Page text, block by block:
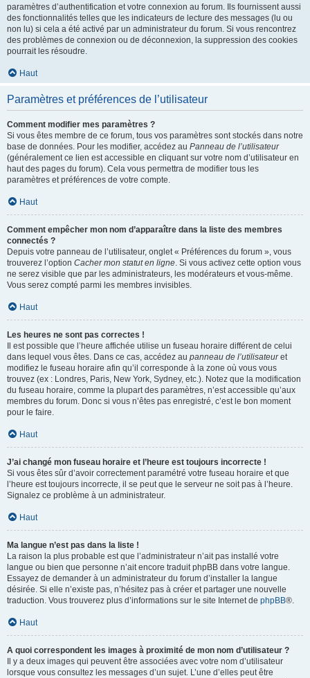
paramètres d’authentification et votre connexion au forum. Ils fournissent aussi
des fonctionnalités telles que les indicateurs de lecture des messages (lu ou
non lu) si cela a été activé par un administrateur du forum. Si vous rencontrez
des problèmes de connexion ou de déconnexion, la suppression des cookies
pourrait les résoudre.
Haut
Paramètres et préférences de l’utilisateur
Comment modifier mes paramètres ?
Si vous êtes membre de ce forum, tous vos paramètres sont stockés dans notre
base de données. Pour les modifier, accédez au Panneau de l’utilisateur
(généralement ce lien est accessible en cliquant sur votre nom d’utilisateur en
haut des pages du forum). Cela vous permettra de modifier tous les
paramètres et préférences de votre compte.
Haut
Comment empêcher mon nom d’apparaître dans la liste des membres
connectés ?
Depuis votre panneau de l’utilisateur, onglet « Préférences du forum », vous
trouverez l’option Cacher mon statut en ligne. Si vous activez cette option vous
ne serez visible que par les administrateurs, les modérateurs et vous-même.
Vous serez compté parmi les membres invisibles.
Haut
Les heures ne sont pas correctes !
Il est possible que l’heure affichée utilise un fuseau horaire différent de celui
dans lequel vous êtes. Dans ce cas, accédez au panneau de l’utilisateuret
modifiez le fuseau horaire afin qu’il corresponde à la zone où vous vous
trouvez (ex : Londres, Paris, New York, Sydney, etc.). Notez que la modification
du fuseau horaire, comme la plupart des paramètres, n’est accessible qu’aux
membres du forum. Donc si vous n’êtes pas enregistré, c’est le bon moment
pour le faire.
Haut
J’ai changé mon fuseau horaire et l’heure est toujours incorrecte !
Si vous êtes sûr d’avoir correctement paramétré votre fuseau horaire et que
l’heure est toujours incorrecte, il se peut que le serveur ne soit pas à l’heure.
Signalez ce problème à un administrateur.
Haut
Ma langue n’est pas dans la liste !
La raison la plus probable est que l’administrateur n’ait pas installé votre
langue ou bien que personne n’ait encore traduit phpBB dans votre langue.
Essayez de demander à un administrateur du forum d’installer la langue
désirée. Si elle n’existe pas, n’hésitez pas à créer et partager une nouvelle
traduction. Vous trouverez plus d’informations sur le site Internet de phpBB®.
Haut
A quoi correspondent les images à proximité de mon nom d’utilisateur ?
Il y a deux images qui peuvent être associées avec votre nom d’utilisateur
lorsque vous consultez les messages d’un sujet. L’une d’elles peut être